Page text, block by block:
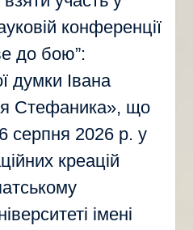
конференції
до бою”:
думки Івана
Стефаника», що
серпня 2026 р. у
креацій
імені